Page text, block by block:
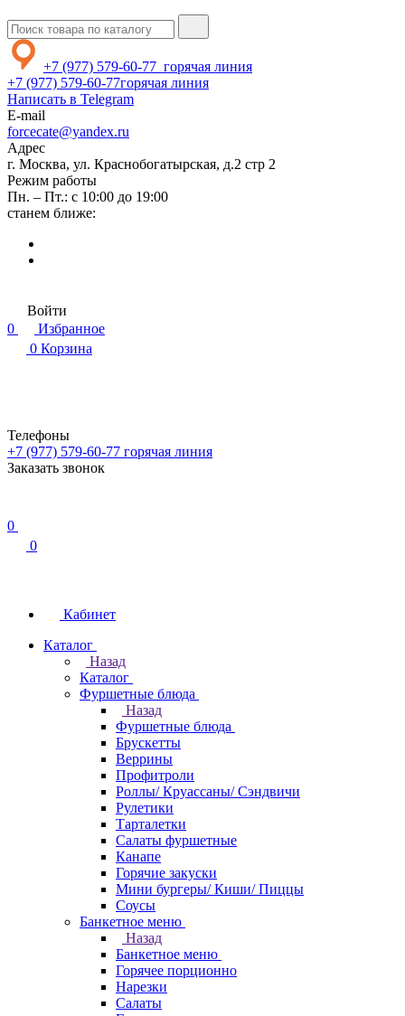
+7 (977) 579-60-77 горячая линия
+7 (977) 579-60-77горячая линия
Написать в Telegram
E-mail
forcecate@yandex.ru
Адрес
г. Москва, ул. Краснобогатырская, д.2 стр 2
Режим работы
Пн. – Пт.: с 10:00 до 19:00
станем ближе:
Войти
0
Избранное
0 Корзина
Телефоны
+7 (977) 579-60-77 горячая линия
Заказать звонок
0
0
Кабинет
Каталог
Назад
Каталог
Фуршетные блюда
Назад
Фуршетные блюда
Брускетты
Веррины
Профитроли
Роллы/ Круассаны/ Сэндвичи
Рулетики
Тарталетки
Салаты фуршетные
Канапе
Горячие закуски
Мини бургеры/ Киши/ Пиццы
Соусы
Банкетное меню
Назад
Банкетное меню
Горячее порционно
Нарезки
Салаты